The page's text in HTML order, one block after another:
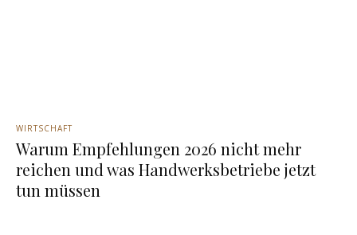
WIRTSCHAFT
Warum Empfehlungen 2026 nicht mehr
reichen und was Handwerksbetriebe jetzt
tun müssen